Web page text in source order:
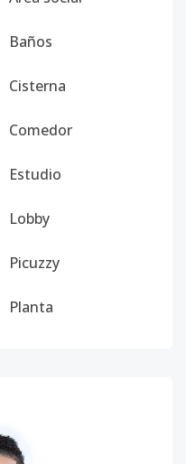
Baños
Cisterna
Comedor
Estudio
Lobby
Picuzzy
Planta